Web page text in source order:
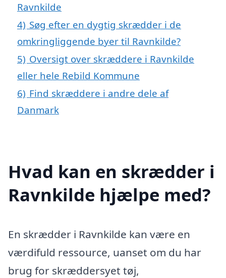
Ravnkilde
4) Søg efter en dygtig skrædder i de
omkringliggende byer til Ravnkilde?
5) Oversigt over skræddere i Ravnkilde
eller hele Rebild Kommune
6) Find skræddere i andre dele af
Danmark
Hvad kan en skrædder i
Ravnkilde hjælpe med?
En skrædder i Ravnkilde kan være en
værdifuld ressource, uanset om du har
brug for skræddersyet tøj,